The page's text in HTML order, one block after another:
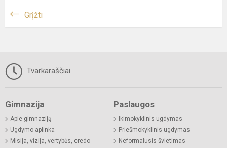
Grįžti
Tvarkaraščiai
Gimnazija
Apie gimnaziją
Ugdymo aplinka
Misija, vizija, vertybės, credo
Paslaugos
Ikimokyklinis ugdymas
Priešmokyklinis ugdymas
Neformalusis švietimas